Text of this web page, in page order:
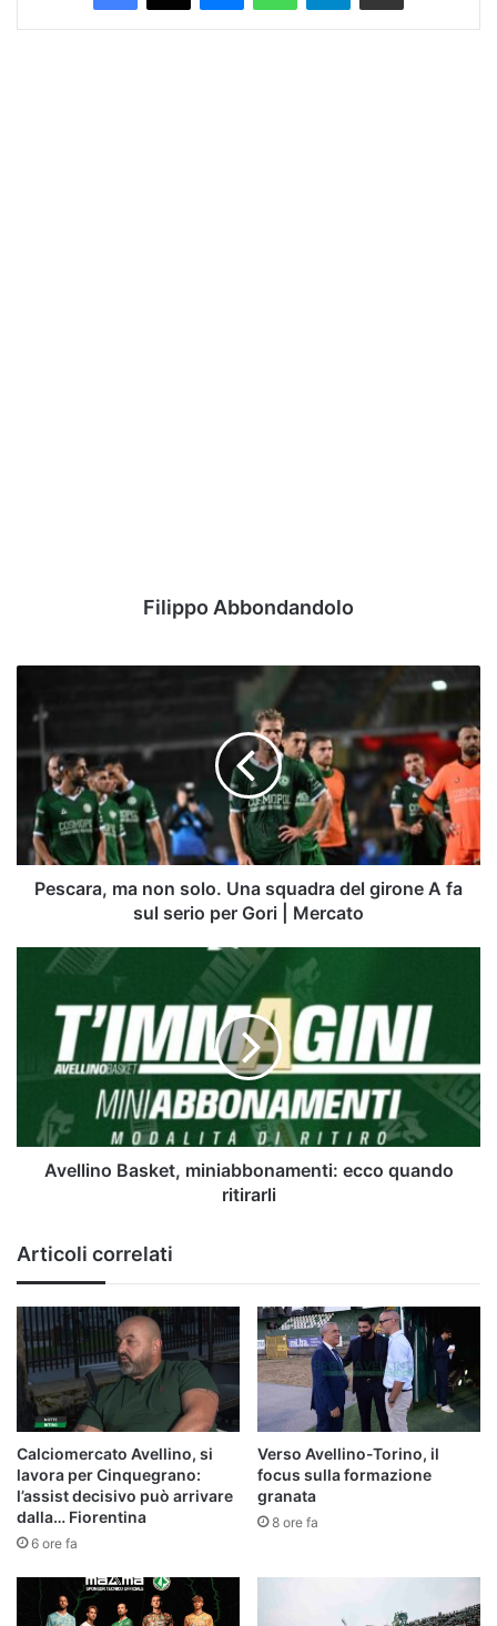
Filippo Abbondandolo
non
solo.
squadra
del
girone
A
Mercato
Pescara, ma non solo. Una squadra del girone A fa
sul serio per Gori | Mercato
Avellino
miniabbonamenti:
quando
ritirarli
Avellino Basket, miniabbonamenti: ecco quando
ritirarli
Articoli correlati
Calciomercato Avellino, si
lavora per Cinquegrano:
l’assist decisivo può arrivare
dalla… Fiorentina
6 ore fa
Verso Avellino-Torino, il
focus sulla formazione
granata
8 ore fa